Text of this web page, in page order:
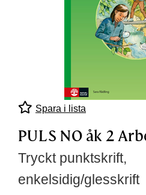
Spara i lista
PULS NO åk 2
Tryckt punktskrift,
enkelsidig/glesskrift